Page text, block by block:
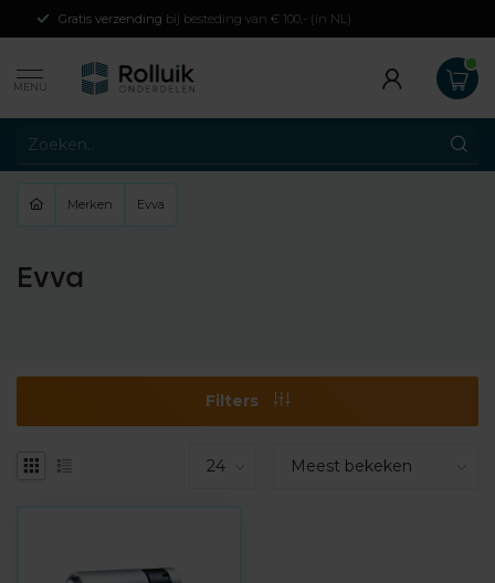
Gratis verzending bij besteding van € 100,- (in NL)
MENU
Merken Evva
Evva
Filters